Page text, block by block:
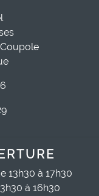
13h30 à 17h30
à 16h30